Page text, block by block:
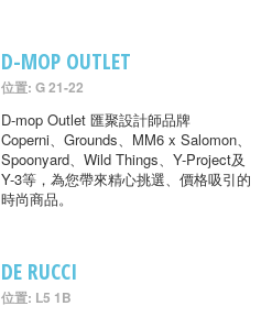
D-MOP OUTLET
位置: G 21-22
D-mop Outlet 匯聚設計師品牌
Coperni、Grounds、MM6 x Salomon、
Spoonyard、Wild Things、Y-Project及
Y-3等，為您帶來精心挑選、價格吸引的
時尚商品。
DE RUCCI
位置: L5 1B